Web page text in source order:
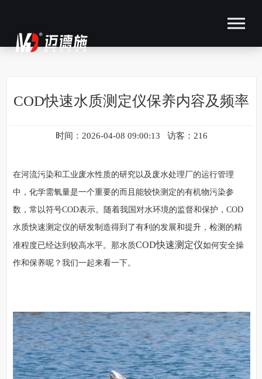
COD快速水质测定仪保养内容及频率
时间：2026-04-08 09:00:13 访客：216
在河流污染和工业废水性质的研究以及废水处理厂的运行管理
中，化学需氧量是一个重要的而且能较快测定的有机物污染参
数，常以符号COD表示。随着我国对水环境的监督和保护，COD
水质快速测定仪的研发制造得到了有利的发展和提升，检测的精
准程度已经达到较高水平。那水质COD快速测定仪如何安全操
作和保养呢？我们一起来看一下。